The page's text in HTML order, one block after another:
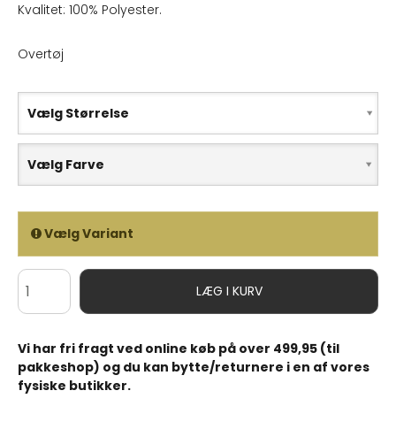
Kvalitet: 100% Polyester.
Overtøj
Vælg Størrelse
Vælg Farve
Vælg Variant
LÆG I KURV
Vi har fri fragt ved online køb på over 499,95 (til
pakkeshop) og du kan bytte/returnere i en af vores
fysiske butikker.